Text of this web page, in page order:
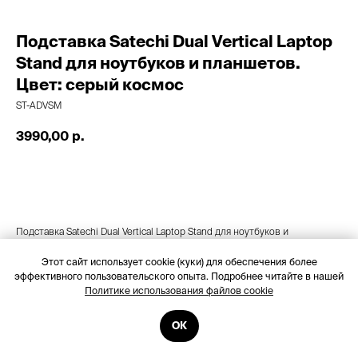
Этот сайт использует cookie (куки) для обеспечения более
эффективного пользовательского опыта. Подробнее читайте в нашей
Политике использования файлов cookie
ОК
Подставка Satechi Dual Vertical Laptop
Stand для ноутбуков и планшетов.
Цвет: серый космос
ST-ADVSM
3990,00 р.
Подставка Satechi Dual Vertical Laptop Stand для ноутбуков и